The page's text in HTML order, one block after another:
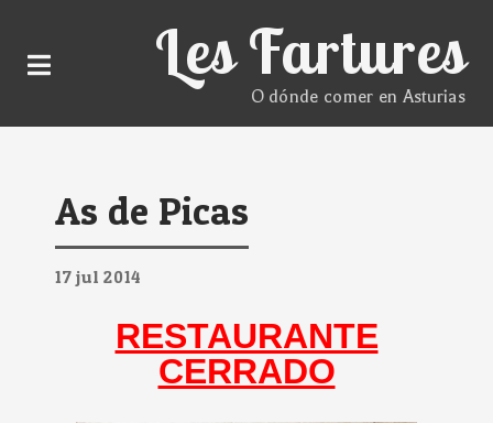
Les Fartures
O dónde comer en Asturias
As de Picas
17 jul 2014
RESTAURANTE
CERRADO